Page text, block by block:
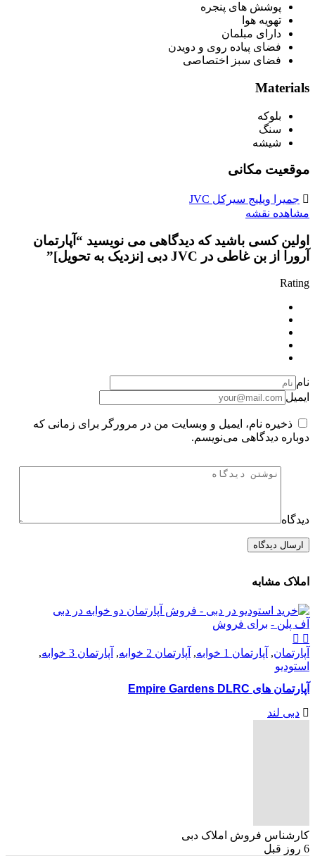
پوشش های پنجره
تهویه هوا
دارای مبلمان
فضای پیاده روی و دویدن
فضای سبز اختصاصی
Materials
بلوکه
سنگ
شیشه
موقعیت مکانی
جمیرا ویلیج سیرکل JVC
مشاهده نقشه
اولین کسی باشید که دیدگاهی می نویسید “آپارتمان
آرورا از بن غاطی در JVC دبی [نزدیک به تحویل]”
Rating
نام
ایمیل
ذخیره نام، ایمیل و وبسایت من در مرورگر برای زمانی که
دوباره دیدگاهی می‌نویسم.
دیدگاه
املاک مشابه
آف پلن - برای فروش
آپارتمان, آپارتمان 1 خوابه , آپارتمان 2 خوابه , آپارتمان 3 خوابه
,
استودیو
آپارتمان های Empire Gardens DLRC
دبی لند
کارشناس فروش املاک دبی
6 روز قبل